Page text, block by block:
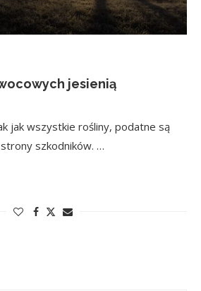
jesienią
jak wszystkie rośliny, podatne są
szkodników. …